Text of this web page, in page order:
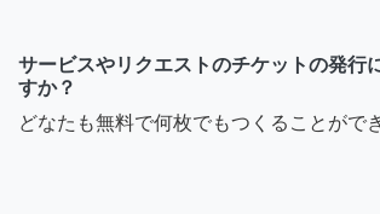
サービスやリクエストのチケットの発行
すか？
どなたも無料で何枚でもつくることがで